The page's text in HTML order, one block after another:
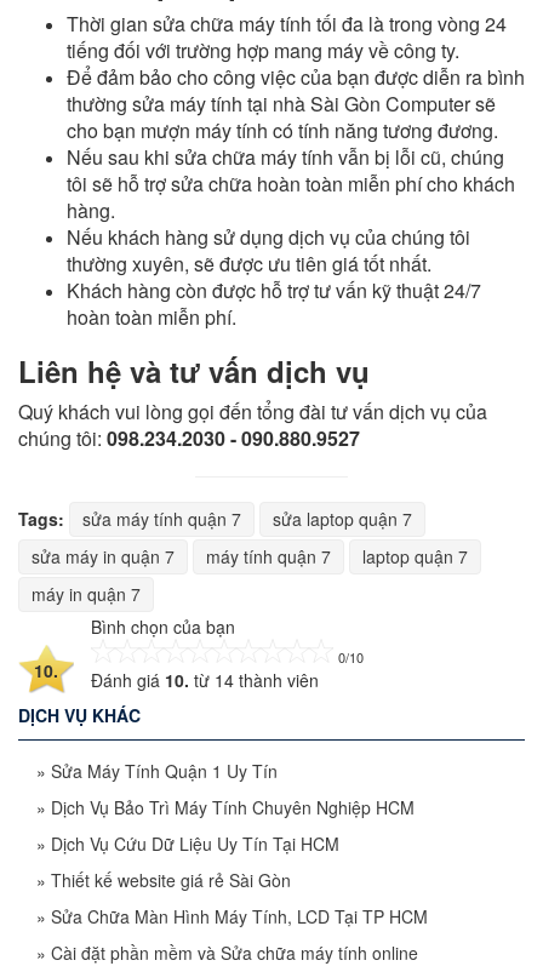
Thời gian sửa chữa máy tính tối đa là trong vòng 24
tiếng đối với trường hợp mang máy về công ty.
Để đảm bảo cho công việc của bạn được diễn ra bình
thường sửa máy tính tại nhà Sài Gòn Computer sẽ
cho bạn mượn máy tính có tính năng tương đương.
Nếu sau khi sửa chữa máy tính vẫn bị lỗi cũ, chúng
tôi sẽ hỗ trợ sửa chữa hoàn toàn miễn phí cho khách
hàng.
Nếu khách hàng sử dụng dịch vụ của chúng tôi
thường xuyên, sẽ được ưu tiên giá tốt nhất.
Khách hàng còn được hỗ trợ tư vấn kỹ thuật 24/7
hoàn toàn miễn phí.
Liên hệ và tư vấn dịch vụ
Quý khách vui lòng gọi đến tổng đài tư vấn dịch vụ của
chúng tôi: 098.234.2030 - 090.880.9527
Tags: sửa máy tính quận 7
sửa laptop quận 7
sửa máy in quận 7
máy tính quận 7
laptop quận 7
máy in quận 7
10.
Bình chọn của bạn
0/10
Đánh giá 10. từ 14 thành viên
DỊCH VỤ KHÁC
» Sửa Máy Tính Quận 1 Uy Tín
» Dịch Vụ Bảo Trì Máy Tính Chuyên Nghiệp HCM
» Dịch Vụ Cứu Dữ Liệu Uy Tín Tại HCM
» Thiết kế website giá rẻ Sài Gòn
» Sửa Chữa Màn Hình Máy Tính, LCD Tại TP HCM
» Cài đặt phần mềm và Sửa chữa máy tính online